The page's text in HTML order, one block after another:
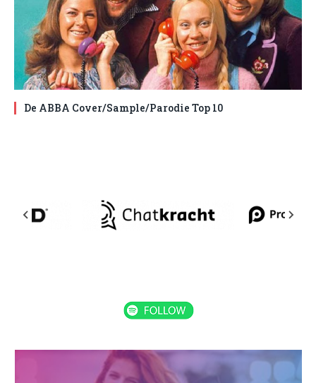
De ABBA Cover/Sample/Parodie Top 10